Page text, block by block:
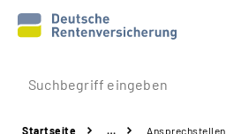
Prävention
Startseite … Ansprechstellen